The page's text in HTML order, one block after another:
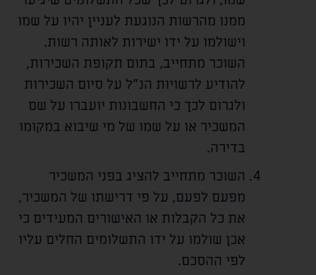
ממנו מהרשות הנוגעת לעניין יהיו על שמו
וישולמו על ידו ישירות לאותה רשות.
השוכר מתחייב, בתום תקופת השכירות,
להודיע לרשויות הנ"ל על סיום השכירות
ולגרום לכך כי החשבונות יועברו על שם
המשכיר או על שמו של מי שיבוא במקומו
בדירה.
השוכר מתחייב להציג בפני המשכיר
מפעם לפעם, על פי דרישתו של המשכיר,
את כל הקבלות או האישורים המעידים כי
אכן שולמו על ידו התשלומים החלים עליו
לפי ההסכם.